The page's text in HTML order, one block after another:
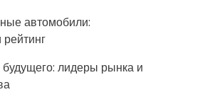
автомобили:
лидеры рынка и